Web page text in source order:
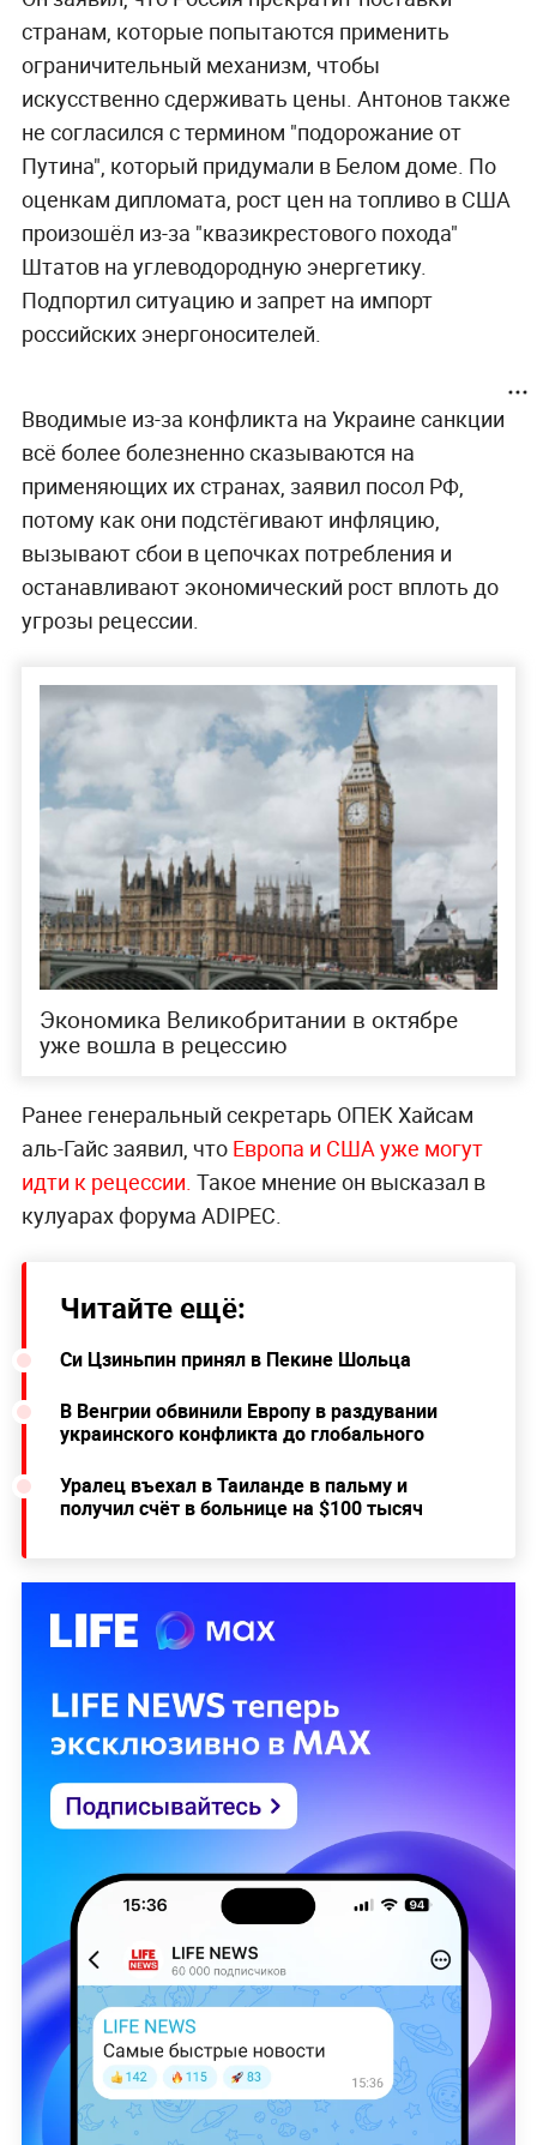
странам, которые попытаются применить
ограничительный механизм, чтобы
искусственно сдерживать цены. Антонов также
не согласился с термином "подорожание от
Путина", который придумали в Белом доме. По
оценкам дипломата, рост цен на топливо в США
произошёл из-за "квазикрестового похода"
Штатов на углеводородную энергетику.
Подпортил ситуацию и запрет на импорт
российских энергоносителей.
Вводимые из-за конфликта на Украине санкции
всё более болезненно сказываются на
применяющих их странах, заявил посол РФ,
потому как они подстёгивают инфляцию,
вызывают сбои в цепочках потребления и
останавливают экономический рост вплоть до
угрозы рецессии.
Экономика Великобритании в октябре
уже вошла в рецессию
Ранее генеральный секретарь ОПЕК Хайсам
аль-Гайс заявил, что Европа и США уже могут
идти к рецессии. Такое мнение он высказал в
кулуарах форума ADIPEC.
Читайте ещё:
Си Цзиньпин принял в Пекине Шольца
В Венгрии обвинили Европу в раздувании
украинского конфликта до глобального
Уралец въехал в Таиланде в пальму и
получил счёт в больнице на $100 тысяч